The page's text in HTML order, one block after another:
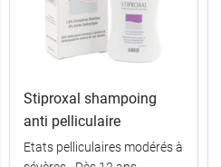
Stiproxal shampoing
anti pelliculaire
Etats pelliculaires modérés à